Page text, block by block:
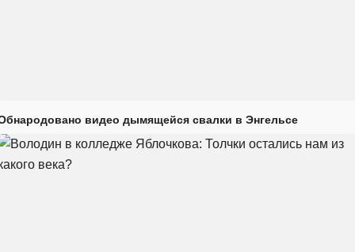
видео дымящейся свалки в Энгельсе